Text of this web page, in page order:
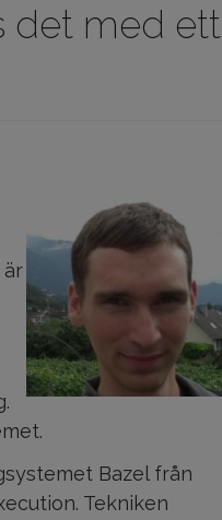
det med ett
Bazel från
Tekniken